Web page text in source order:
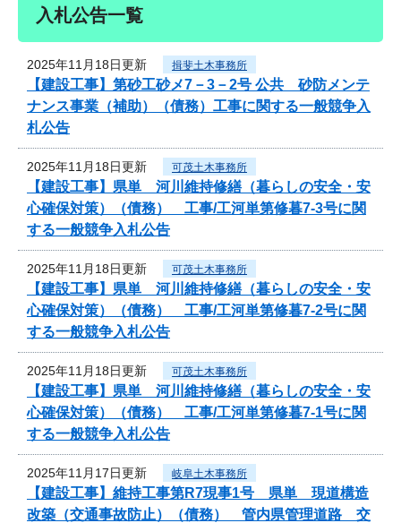
入札公告一覧
2025年11月18日更新 揖斐土木事務所
【建設工事】第砂工砂メ7－3－2号 公共 砂防メンテ
ナンス事業（補助）（債務）工事に関する一般競争入
札公告
2025年11月18日更新 可茂土木事務所
【建設工事】県単 河川維持修繕（暮らしの安全・安
心確保対策）（債務） 工事/工河単第修暮7-3号に関
する一般競争入札公告
2025年11月18日更新 可茂土木事務所
【建設工事】県単 河川維持修繕（暮らしの安全・安
心確保対策）（債務） 工事/工河単第修暮7-2号に関
する一般競争入札公告
2025年11月18日更新 可茂土木事務所
【建設工事】県単 河川維持修繕（暮らしの安全・安
心確保対策）（債務） 工事/工河単第修暮7-1号に関
する一般競争入札公告
2025年11月17日更新 岐阜土木事務所
【建設工事】維持工事第R7現事1号 県単 現道構造
改築（交通事故防止）（債務） 管内県管理道路 交